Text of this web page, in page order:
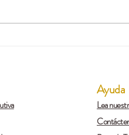
Ayuda
Lea